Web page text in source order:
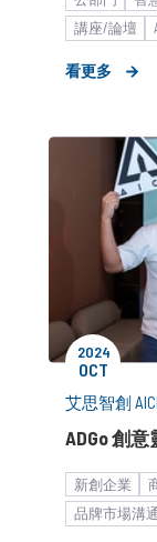
講座/論壇
看更多
2024
OCT
艾思智創
ADGo 創
新創企業
品牌市場溝